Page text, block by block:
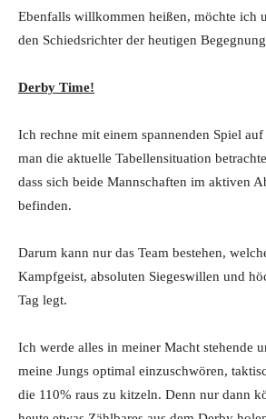
Ebenfalls willkommen heißen, möchte ich
den Schiedsrichter der heutigen
Derby Time!
Ich rechne mit einem spannenden Spiel
man die aktuelle Tabellensituation
dass sich beide Mannschaften im aktiven
befinden.
Darum kann nur das Team bestehen,
Kampfgeist, absoluten Siegeswillen und
Tag legt.
Ich werde alles in meiner Macht stehende
meine Jungs optimal einzuschwören,
die 110% raus zu kitzeln. Denn nur dann